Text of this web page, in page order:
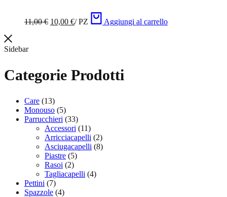
11,00€ prezzo
10,00 €prezzo
/PZ Aggiungi al carrello
Sidebar
Categorie Prodotti
Care (13)
Monouso (5)
Parrucchieri (33)
Accessori (11)
Arricciacapelli (2)
Asciugacapelli (8)
Piastre (5)
Rasoi (2)
Tagliacapelli (4)
Pettini (7)
Spazzole (4)